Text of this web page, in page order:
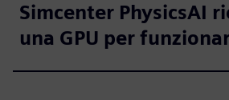
Simcenter PhysicsAI
una GPU per